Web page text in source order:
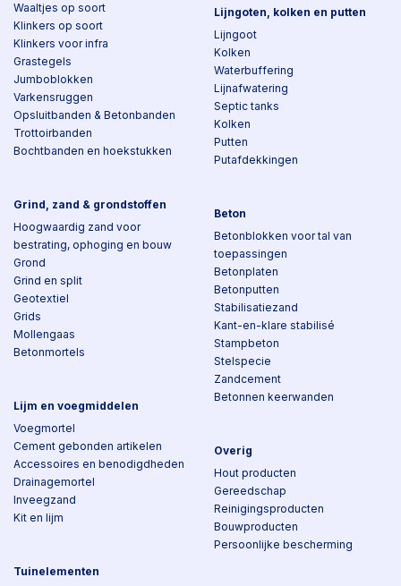
Waaltjes op soort
Klinkers op soort
Klinkers voor infra
Grastegels
Jumboblokken
Varkensruggen
Opsluitbanden & Betonbanden
Trottoirbanden
Bochtbanden en hoekstukken
Grind, zand & grondstoffen
Hoogwaardig zand voor
bestrating, ophoging en bouw
Grond
Grind en split
Geotextiel
Grids
Mollengaas
Betonmortels
Lijm en voegmiddelen
Voegmortel
Cement gebonden artikelen
Accessoires en benodigdheden
Drainagemortel
Inveegzand
Kit en lijm
Tuinelementen
Lijngoten, kolken en putten
Lijngoot
Kolken
Waterbuffering
Lijnafwatering
Septic tanks
Kolken
Putten
Putafdekkingen
Beton
Betonblokken voor tal van
toepassingen
Betonplaten
Betonputten
Stabilisatiezand
Kant-en-klare stabilisé
Stampbeton
Stelspecie
Zandcement
Betonnen keerwanden
Overig
Hout producten
Gereedschap
Reinigingsproducten
Bouwproducten
Persoonlijke bescherming